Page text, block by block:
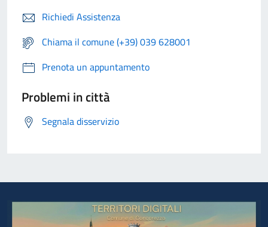
Richiedi Assistenza
Chiama il comune (+39) 039 628001
Prenota un appuntamento
Problemi in città
Segnala disservizio